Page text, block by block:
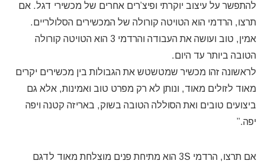
להתפשר על עיצוב יוקרתי ופיצ’רים אחרים של מכשירי דגל. אם
תרצו, הרדמי הוא הטויטה קורולה של המכשירים הסלולריים.
אמין, טוב ועושה את העבודה והרדמי 3 הוא הטויטה קורולה
הטובה ביותר עד היום.
לראשונה זהו מכשיר שמטשטש את הגבולות בין מכשירים יקרים
מאוד לזולים מאוד, ונותן לא רק מפרט טוב ואמינות, אלא גם
ביצועים טובים ואת הסוללה הטובה בשוק, באריזה קטנה ויפה
יפה.”
אם תרצו, הרדמי 3S הוא מתיחת פנים מוצלחת מאוד לדגם